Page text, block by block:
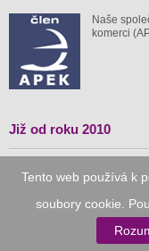
Tento web používá k
soubory cookie.
Naše
komerci
Již od roku 2010
59 tis.
spuštěných nabídek